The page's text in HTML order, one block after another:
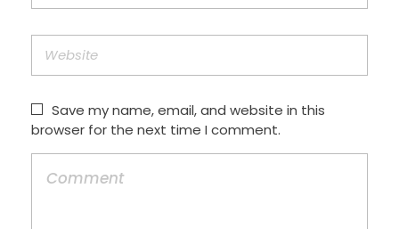
Save my name, email, and website in this
browser for the next time I comment.